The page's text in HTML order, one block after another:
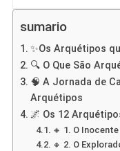
sumario
✨Os Arquétipos
🔍 O Que São
🧠 A Jornada de
Arquétipos
🌌 Os 12
🔸 1. O
🔸 2. O